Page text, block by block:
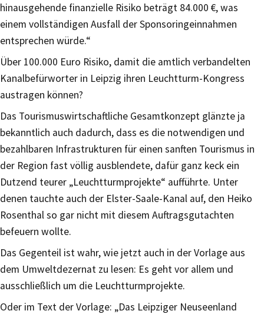
hinausgehende finanzielle Risiko beträgt 84.000 €, was
einem vollständigen Ausfall der Sponsoringeinnahmen
entsprechen würde.“
Über 100.000 Euro Risiko, damit die amtlich verbandelten
Kanalbefürworter in Leipzig ihren Leuchtturm-Kongress
austragen können?
Das Tourismuswirtschaftliche Gesamtkonzept glänzte ja
bekanntlich auch dadurch, dass es die notwendigen und
bezahlbaren Infrastrukturen für einen sanften Tourismus in
der Region fast völlig ausblendete, dafür ganz keck ein
Dutzend teurer „Leuchtturmprojekte“ aufführte. Unter
denen tauchte auch der Elster-Saale-Kanal auf, den Heiko
Rosenthal so gar nicht mit diesem Auftragsgutachten
befeuern wollte.
Das Gegenteil ist wahr, wie jetzt auch in der Vorlage aus
dem Umweltdezernat zu lesen: Es geht vor allem und
ausschließlich um die Leuchtturmprojekte.
Oder im Text der Vorlage: „Das Leipziger Neuseenland